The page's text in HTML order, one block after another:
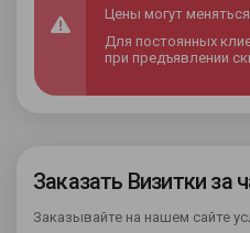
Цены могут
Для постоянных
при предъявлении
Заказать Визитки за
Заказывайте на нашем сайте